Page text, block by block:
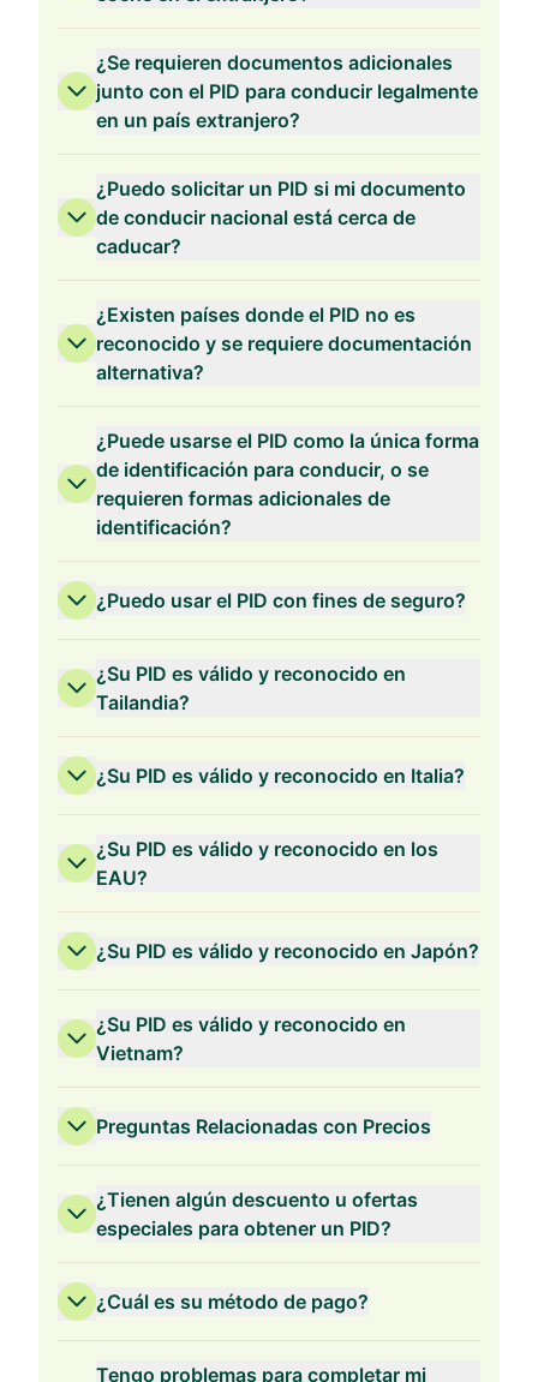
¿Se requieren documentos adicionales
junto con el PID para conducir legalmente
en un país extranjero?
¿Puedo solicitar un PID si mi documento
de conducir nacional está cerca de
caducar?
¿Existen países donde el PID no es
reconocido y se requiere documentación
alternativa?
¿Puede usarse el PID como la única forma
de identificación para conducir, o se
requieren formas adicionales de
identificación?
¿Puedo usar el PID con fines de seguro?
¿Su PID es válido y reconocido en
Tailandia?
¿Su PID es válido y reconocido en Italia?
¿Su PID es válido y reconocido en los
EAU?
¿Su PID es válido y reconocido en Japón?
¿Su PID es válido y reconocido en
Vietnam?
Preguntas Relacionadas con Precios
Validez de 3 Años
¿Tienen algún descuento u ofertas
especiales para obtener un PID?
¿Cuál es su método de pago?
Tengo problemas para completar mi